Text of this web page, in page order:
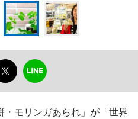
・モリンガあられ」が「世界